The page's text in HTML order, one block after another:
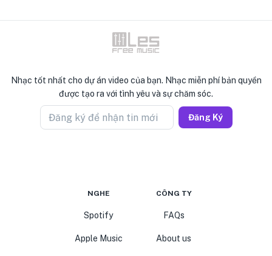
Nhạc tốt nhất cho dự án video của bạn. Nhạc miễn phí bản quyền
được tạo ra với tình yêu và sự chăm sóc.
Đăng ký để nhận tin mới Đăng Ký
NGHE
Spotify
Apple Music
CÔNG TY
FAQs
About us